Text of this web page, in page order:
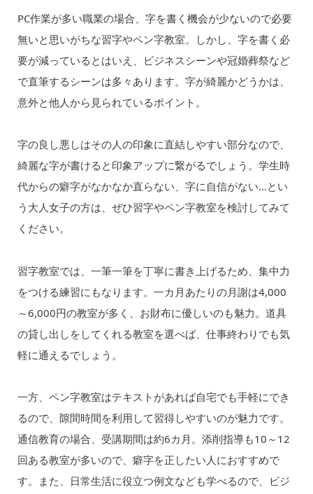
PC作業が多い職業の場合、字を書く機会が少ないので必要
無いと思いがちな習字やペン字教室。しかし、字を書く必
要が減っているとはいえ、ビジネスシーンや冠婚葬祭など
で直筆するシーンは多々あります。字が綺麗かどうかは、
意外と他人から見られているポイント。
字の良し悪しはその人の印象に直結しやすい部分なので、
綺麗な字が書けると印象アップに繋がるでしょう。学生時
代からの癖字がなかなか直らない、字に自信がない…とい
う大人女子の方は、ぜひ習字やペン字教室を検討してみて
ください。
習字教室では、一筆一筆を丁寧に書き上げるため、集中力
をつける練習にもなります。一カ月あたりの月謝は4,000
～6,000円の教室が多く、お財布に優しいのも魅力。道具
の貸し出しをしてくれる教室を選べば、仕事終わりでも気
軽に通えるでしょう。
一方、ペン字教室はテキストがあれば自宅でも手軽にでき
るので、隙間時間を利用して習得しやすいのが魅力です。
通信教育の場合、受講期間は約6カ月。添削指導も10～12
回ある教室が多いので、癖字を正したい人におすすめで
す。また、日常生活に役立つ例文なども学べるので、ビジ